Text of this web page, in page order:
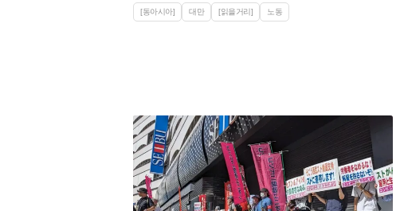
[동아시아] 대만 [읽을거리] 노동